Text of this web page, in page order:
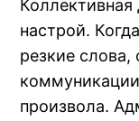
настрой.
резкие
произвола.